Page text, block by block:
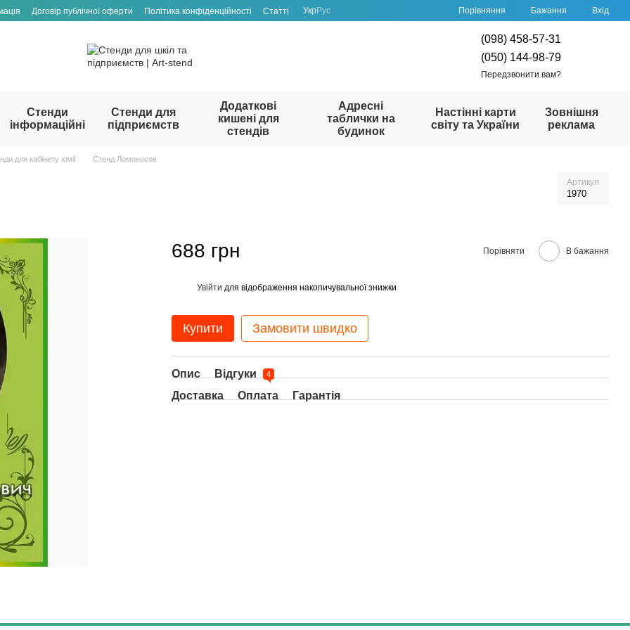
Договір публічної оферти Політика конфіденційності Статті УкрРус Порівняння Бажання Вхід
(098) 458-57-31
(050) 144-98-79
Передзвонити вам?
Стенди
інформаційні
Стенди для
підприємств
Додаткові
кишені для
стендів
Адресні
таблички на
будинок
Настінні карти
світу та України
Зовнішня
реклама
для кабінету хімії Стенд Ломоносов
Артикул
1970
688 грн Порівняти В бажання
Увійти для відображення накопичувальної знижки
Купити Замовити швидко
Опис Відгуки 4
Доставка Оплата Гарантія